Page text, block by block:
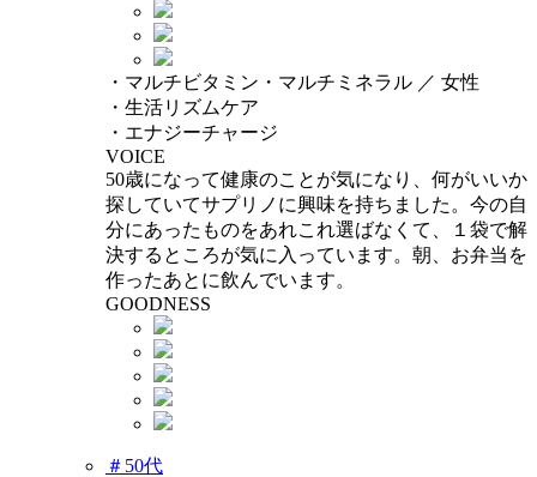
・マルチビタミン・マルチミネラル ／ 女性
・生活リズムケア
・エナジーチャージ
VOICE
50歳になって健康のことが気になり、何がいいか
探していてサプリノに興味を持ちました。今の自
分にあったものをあれこれ選ばなくて、１袋で解
決するところが気に入っています。朝、お弁当を
作ったあとに飲んでいます。
GOODNESS
＃50代